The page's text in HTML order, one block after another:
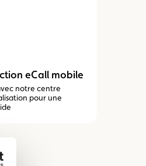
eCall mobile
notre centre
pour une